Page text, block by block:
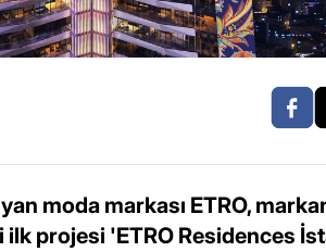
moda markası ETRO,
projesi 'ETRO Residences